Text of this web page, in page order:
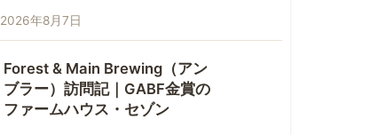
2026年8月7日
Forest & Main Brewing（アン
ブラー）訪問記｜GABF金賞の
ファームハウス・セゾン